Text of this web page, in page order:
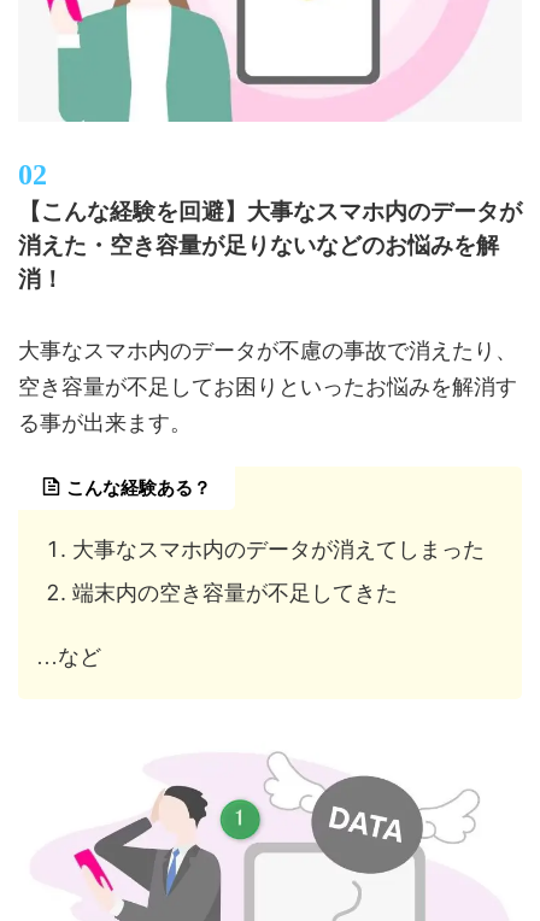
【こんな経験を回避】大事なスマホ内のデータが
消えた・空き容量が足りないなどのお悩みを解
消！
大事なスマホ内のデータが不慮の事故で消えたり、
空き容量が不足してお困りといったお悩みを解消す
る事が出来ます。
こんな経験ある？
大事なスマホ内のデータが消えてしまった
端末内の空き容量が不足してきた
…など